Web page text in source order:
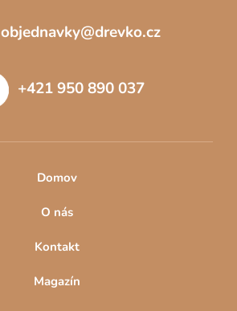
objednavky@drevko.cz
+421 950 890 037
Domov
O nás
Kontakt
Magazín